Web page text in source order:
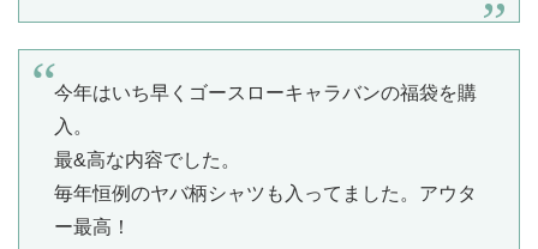
今年はいち早くゴースローキャラバンの福袋を購
入。
最&高な内容でした。
毎年恒例のヤバ柄シャツも入ってました。アウタ
ー最高！